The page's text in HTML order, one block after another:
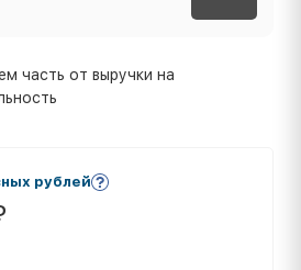
часть от выручки на
рублей